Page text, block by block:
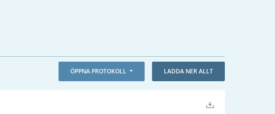
ÖPPNA PROTOKOLL LADDA NER ALLT